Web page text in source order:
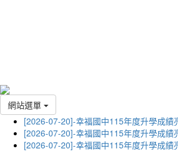
網站選單
[2026-07-20]-幸福國中115年度升學成績
[2026-07-20]-幸福國中115年度升學成績
[2026-07-20]-幸福國中115年度升學成績